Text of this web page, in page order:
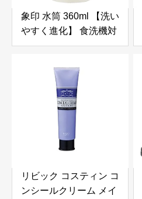
象印 水筒 360ml 【洗い
やすく進化】 食洗機対
応 シームレスせん 洗う
パクト 保冷・保温 ワン
タッチマグ コクーンホ
ワイト SU-BA36-WM
リビック コスティン コ
ンシールクリーム メイ